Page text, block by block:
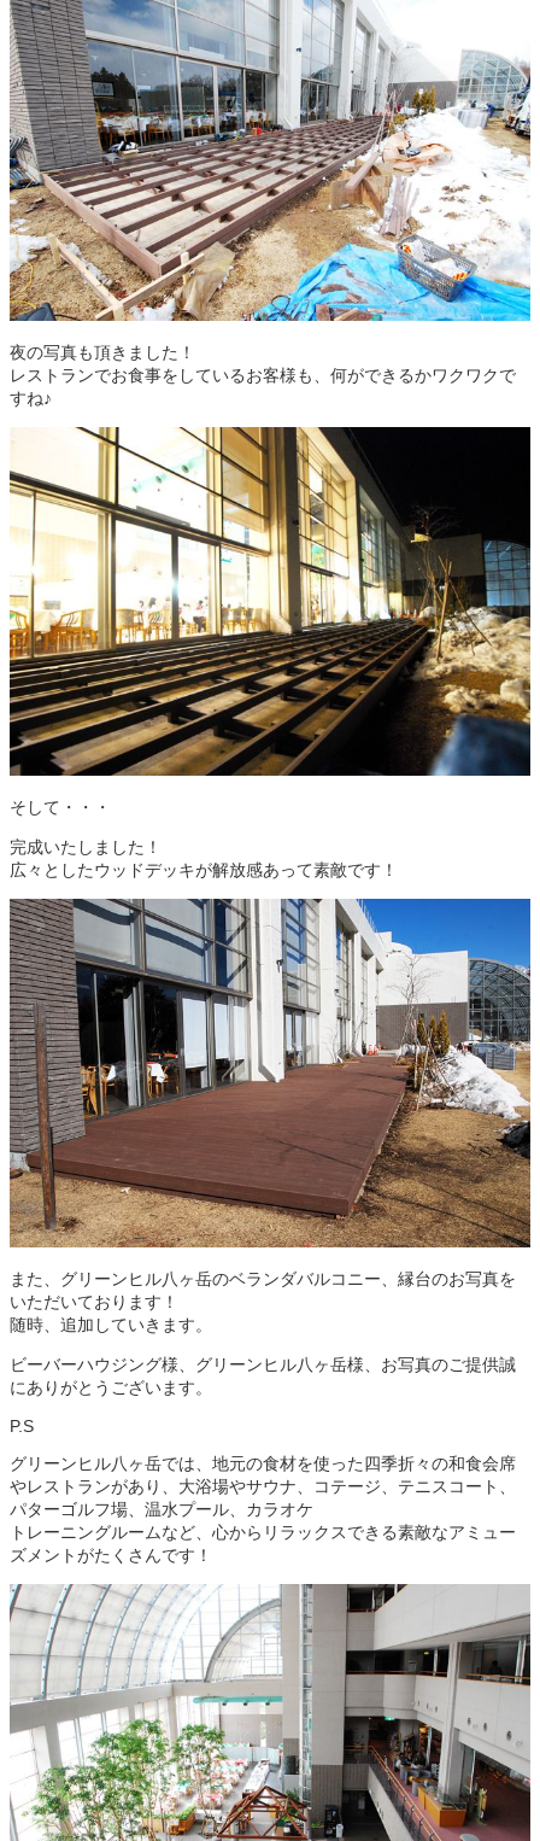
夜の写真も頂きました！
レストランでお食事をしているお客様も、何ができるかワクワクで
すね♪
そして・・・
完成いたしました！
広々としたウッドデッキが解放感あって素敵です！
また、グリーンヒル八ヶ岳のベランダバルコニー、縁台のお写真を
いただいております！
随時、追加していきます。
ビーバーハウジング様、グリーンヒル八ヶ岳様、お写真のご提供誠
にありがとうございます。
P.S
グリーンヒル八ヶ岳では、地元の食材を使った四季折々の和食会席
やレストランがあり、 大浴場やサウナ、コテージ、テニスコート、
パターゴルフ場、温水プール、カラオケ
トレーニングルームなど、 心からリラックスできる素敵なアミュー
ズメントがたくさんです！